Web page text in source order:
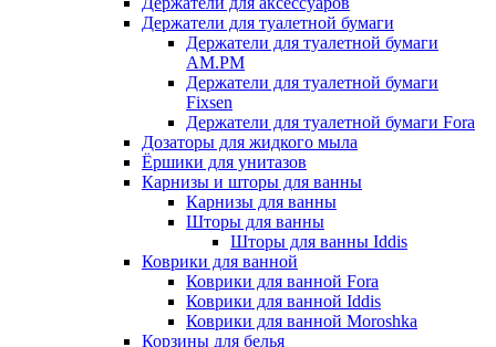
Держатели для туалетной бумаги
Держатели для туалетной бумаги
AM.PM
Держатели для туалетной бумаги
Fixsen
Держатели для туалетной бумаги Fora
Дозаторы для жидкого мыла
Ёршики для унитазов
Карнизы и шторы для ванны
Карнизы для ванны
Шторы для ванны
Шторы для ванны Iddis
Коврики для ванной
Коврики для ванной Fora
Коврики для ванной Iddis
Коврики для ванной Moroshka
Корзины для белья